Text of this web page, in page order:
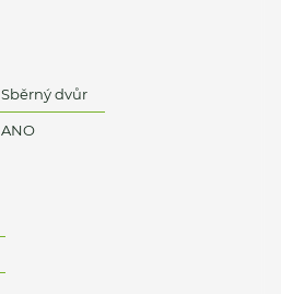
Sběrný dvůr
ANO